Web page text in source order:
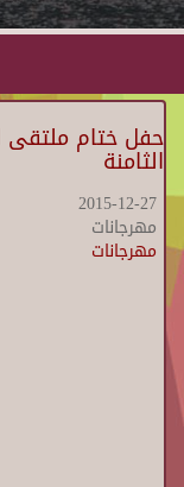
حفل ختام ملتقى
الثامنة
2015-12-27
مهرجانات
مهرجانات